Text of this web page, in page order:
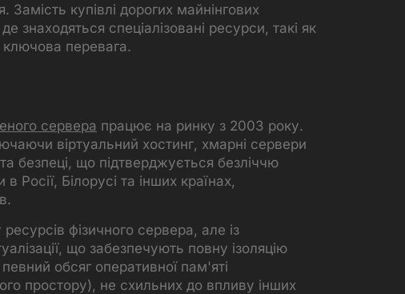
купівлі дорогих майнінгових
спеціалізовані ресурси, такі як
перевага.
сервера працює на ринку з 2003 року.
віртуальний хостинг, хмарні сервери
безпеці, що підтверджується безліччю
Росії, Білорусі та інших країнах,
фізичного сервера, але із
що забезпечують повну ізоляцію
обсяг оперативної пам'яті
простору), не схильних до впливу інших